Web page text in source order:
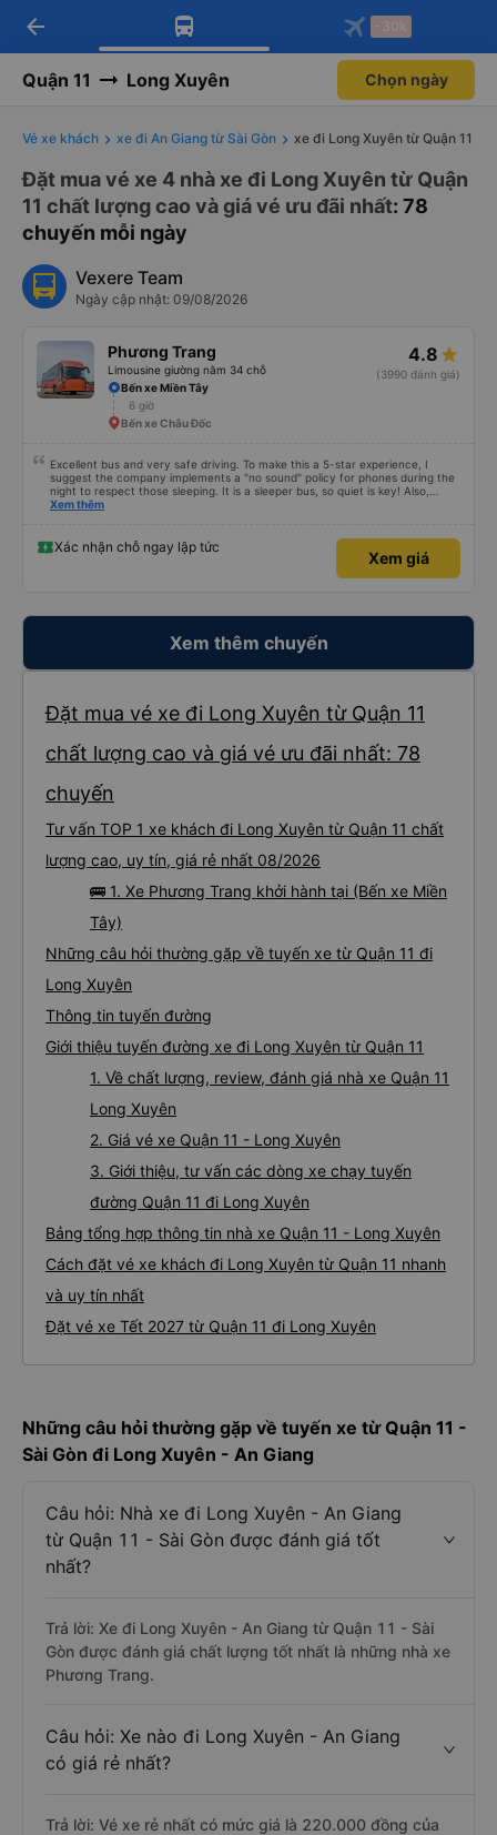
Tải app Vexere ngay!
Nhận ưu đãi thành viên độc
Mở app
Tải app Vexere
-30k/ghế khi đặt vé máy bay qua
Mở app
arrow_back -30k
Quận 11 Long Xuyên Chọn ngày
Vé xe khách xe đi An Giang từ Sài Gòn xe đi Long Xuyên từ Quận 11
Đặt mua vé xe 4 nhà xe đi Long Xuyên từ Quận
11 chất lượng cao và giá vé ưu đãi nhất: 78
chuyến mỗi ngày
Vexere Team
Ngày cập nhật: 09/08/2026
Phương Trang
Limousine giường nằm 34 chỗ
4.8
(3990 đánh giá)
Bến xe Miền Tây
6 giờ
Bến xe Châu Đốc
Excellent bus and very safe driving. To make this a 5-star experience, I
suggest the company implements a "no sound" policy for phones during the
night to respect those sleeping. It is a sleeper bus, so quiet is key! Also,
please display the Wi-Fi password clearly inside the cabin for convenience. I
quy định rõ ràng về việc giữ im lặng (tắt âm thanh điện thoại) vào ban đêm
để tránh làm phiền hành khách khác ngủ. Ngoài ra, nhà xe nên dán sẵn mật
khẩu Wi-Fi trong xe để hành khách dễ dàng sử dụng. Tôi vẫn sẽ tiếp tục ủng
Xem thêm
Xác nhận chỗ ngay lập tức
Xem giá
Xem thêm chuyến
Đặt mua vé xe đi Long Xuyên từ Quận 11
chất lượng cao và giá vé ưu đãi nhất: 78
chuyến
Tư vấn TOP 1 xe khách đi Long Xuyên từ Quận 11 chất
lượng cao, uy tín, giá rẻ nhất 08/2026
🚌 1. Xe Phương Trang khởi hành tại (Bến xe Miền
Tây)
Những câu hỏi thường gặp về tuyến xe từ Quận 11 đi
Long Xuyên
Thông tin tuyến đường
Giới thiệu tuyến đường xe đi Long Xuyên từ Quận 11
1. Về chất lượng, review, đánh giá nhà xe Quận 11
Long Xuyên
2. Giá vé xe Quận 11 - Long Xuyên
3. Giới thiệu, tư vấn các dòng xe chạy tuyến
đường Quận 11 đi Long Xuyên
Bảng tổng hợp thông tin nhà xe Quận 11 - Long Xuyên
Cách đặt vé xe khách đi Long Xuyên từ Quận 11 nhanh
và uy tín nhất
Đặt vé xe Tết 2027 từ Quận 11 đi Long Xuyên
Những câu hỏi thường gặp về tuyến xe từ Quận 11 -
Sài Gòn đi Long Xuyên - An Giang
Câu hỏi: Nhà xe đi Long Xuyên - An Giang
từ Quận 11 - Sài Gòn được đánh giá tốt
nhất?
Trả lời: Xe đi Long Xuyên - An Giang từ Quận 11 - Sài
Gòn được đánh giá chất lượng tốt nhất là những nhà xe
Phương Trang.
Câu hỏi: Xe nào đi Long Xuyên - An Giang
có giá rẻ nhất?
Trả lời: Vé xe rẻ nhất có mức giá là 220.000 đồng của